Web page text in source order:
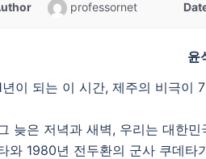
professornet
윤
년이 되는 이 시간, 제주의 비극이
늦은 저녁과 새벽, 우리는 대한
와 1980년 전두환의 군사 쿠데